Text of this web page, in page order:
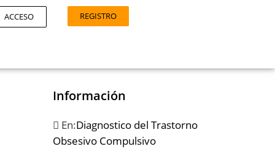
ACCESO REGISTRO
Información
En:Diagnostico del Trastorno
Obsesivo Compulsivo